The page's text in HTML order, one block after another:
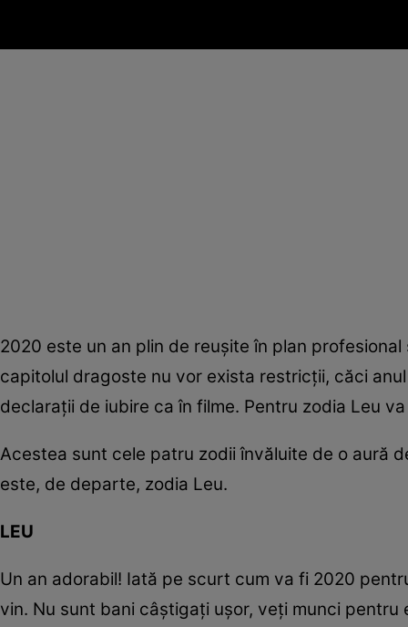
2020 este un an plin de reuşite în plan
capitolul dragoste nu vor exista restricţii, căci
declaraţii de iubire ca în filme. Pentru zodia Leu
Acestea sunt cele patru zodii învăluite de o aură
este, de departe, zodia Leu.
LEU
Un an adorabil! Iată pe scurt cum va fi 2020
vin. Nu sunt bani câştigaţi uşor, veţi munci